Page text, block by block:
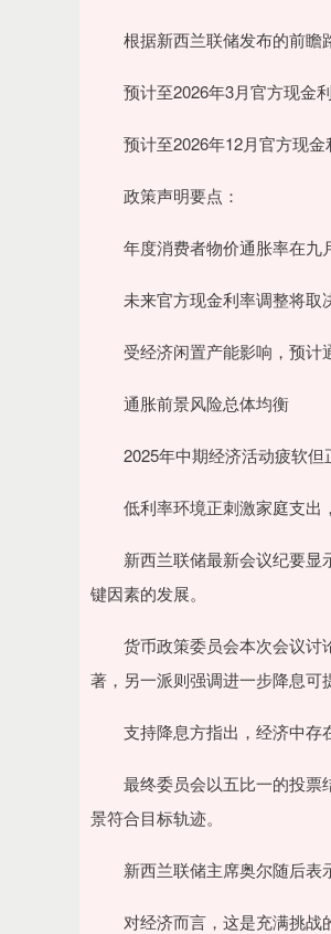
根据新西兰联储发布的前瞻
预计至2026年3月官方现金利
预计至2026年12月官方现金
政策声明要点：
年度消费者物价通胀率在九
未来官方现金利率调整将取
受经济闲置产能影响，预计
通胀前景风险总体均衡
2025年中期经济活动疲软但
低利率环境正刺激家庭支出
新西兰联储最新会议纪要显
键因素的发展。
货币政策委员会本次会议讨论
著，另一派则强调进一步降息可
支持降息方指出，经济中存在
最终委员会以五比一的投票
景符合目标轨迹。
新西兰联储主席奥尔随后表
对经济而言，这是充满挑战的